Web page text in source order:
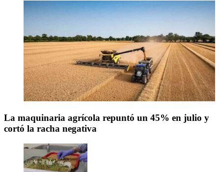
La maquinaria agrícola repuntó un 45% en julio y
cortó la racha negativa